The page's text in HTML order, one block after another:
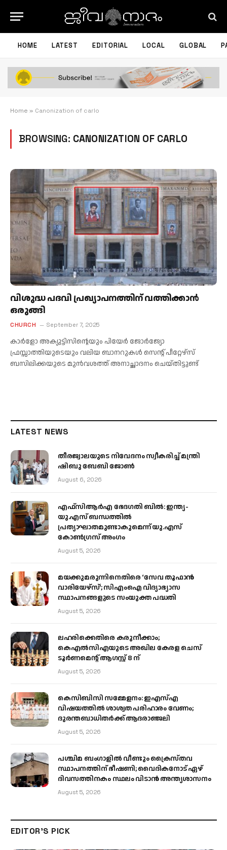
HOME LATEST EDITORIAL LOCAL GLOBAL
Home » Canonization of carlo
BROWSING: CANONIZATION OF CARLO
വിശുദ്ധ പദവി പ്രഖ്യാപനത്തിന് വത്തിക്കാന്‍
ഒരുങ്ങി
CHURCH September 7, 2025
കാര്‍ളോ അക്യുട്ടിസിന്റെയും പിയേർ ജോർജ്യോ
ഫ്രസ്സാത്തിയുടെയും വലിയ ബാനറുകള്‍ സെന്റ് പീറ്റേഴ്‌സ്
ബസിലിക്കയുടെ മുൻവശത്ത് അനാച്ഛാദനം ചെയ്‌തിട്ടുണ്ട്
LATEST NEWS
തീരജ്വാലയുടെ നിവേദനം സ്വീകരിച്ച് മന്ത്രി
ഷിബു ബേബി ജോൺ
August 6, 2026
എഫ്‌സിആർഎ ഭേദഗതി ബിൽ: ഇന്ത്യ-
യു.എസ് ബന്ധത്തിൽ
പ്രത്യാഘാതമുണ്ടാകുമെന്ന് യു.എസ്
കോൺഗ്രസ് അംഗം
August 5, 2026
മയക്കുമരുന്നിനെതിരെ ‘സേവ തൂഫാൻ
വാരിയേഴ്‌സ്’; സിഎംഐ വിദ്യാഭ്യാസ
സ്ഥാപനങ്ങളുടെ സംയുക്ത പദ്ധതി
August 5, 2026
ലഹരിക്കെതിരെ കരുനീക്കാം;
കെഎൽസിഎയുടെ അഖില കേരള ചെസ്
ടൂർണമെന്റ് ആഗസ്റ്റ് 8 ന്
August 5, 2026
കെസിബിസി സമ്മേളനം: ഇഎസ്എ
വിഷയത്തിൽ ശാശ്വത പരിഹാരം വേണം;
ദുരന്തബാധിതർക്ക് ആദരാഞ്ജലി
August 5, 2026
പശ്ചിമ ബംഗാളിൽ വീണ്ടും ക്രൈസ്തവ
സ്ഥാപനത്തിന് ഭീഷണി; വൈദികനോട് ഏഴ്
ദിവസത്തിനകം സ്ഥലം വിടാൻ അന്ത്യശാസനം
August 5, 2026
EDITOR'S PICK